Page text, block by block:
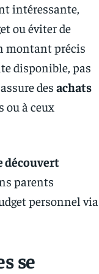
intéressante,
ou éviter de
montant précis
disponible, pas
desachats
ou à ceux
découvert
parents
personnel via
se